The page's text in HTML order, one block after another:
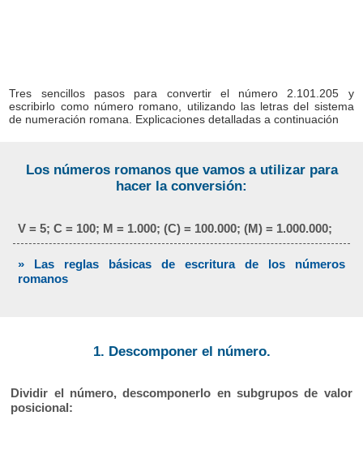
Tres sencillos pasos para convertir el número 2.101.205 y
escribirlo como número romano, utilizando las letras del sistema
de numeración romana. Explicaciones detalladas a continuación
Los números romanos que vamos a utilizar para
hacer la conversión:
V = 5; C = 100; M = 1.000; (C) = 100.000; (M) = 1.000.000;
» Las reglas básicas de escritura de los números
romanos
1. Descomponer el número.
Dividir el número, descomponerlo en subgrupos de valor
posicional: